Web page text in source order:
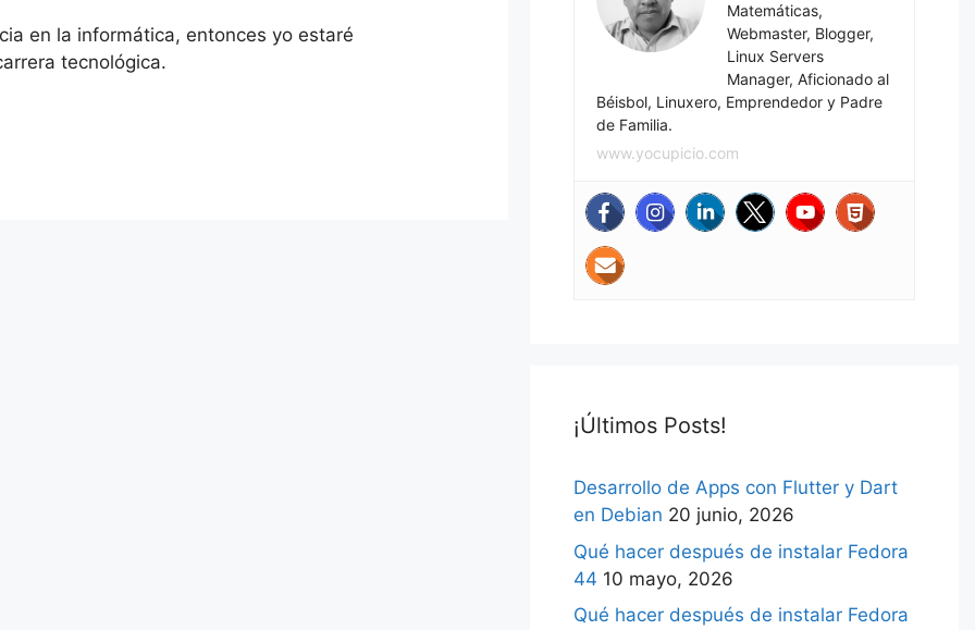
ai
l
s
s
m
p
en la informática, entonces yo estaré
tecnológica.
Matemáticas,
Webmaster, Blogger,
Linux Servers
Manager, Aficionado al
Béisbol, Linuxero, Emprendedor y Padre
de Familia.
www.yocupicio.com
¡Últimos Posts!
Desarrollo de Apps con Flutter y Dart
en Debian 20 junio, 2026
Qué hacer después de instalar Fedora
44 10 mayo, 2026
Qué hacer después de instalar Fedora